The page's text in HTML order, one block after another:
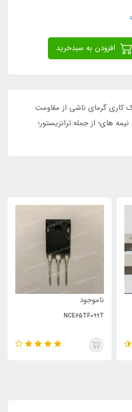
کاری گرمای ناشی از مقاومت
های؛ از جمله:ترانزیستور؛
ناموجود
NCE65TF099T